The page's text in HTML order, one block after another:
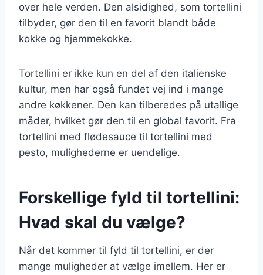
over hele verden. Den alsidighed, som tortellini
tilbyder, gør den til en favorit blandt både
kokke og hjemmekokke.
Tortellini er ikke kun en del af den italienske
kultur, men har også fundet vej ind i mange
andre køkkener. Den kan tilberedes på utallige
måder, hvilket gør den til en global favorit. Fra
tortellini med flødesauce til tortellini med
pesto, mulighederne er uendelige.
Forskellige fyld til tortellini:
Hvad skal du vælge?
Når det kommer til fyld til tortellini, er der
mange muligheder at vælge imellem. Her er